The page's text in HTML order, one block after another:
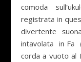
comoda
registrata in
divertente
intavolata in Fa
corda a vuoto al